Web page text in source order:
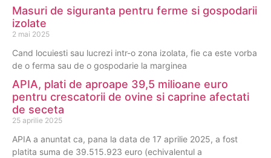
Masuri de siguranta pentru ferme si gospodarii
izolate
2 mai 2025
Cand locuiesti sau lucrezi intr-o zona izolata, fie ca este vorba
de o ferma sau de o gospodarie la marginea
APIA, plati de aproape 39,5 milioane euro
pentru crescatorii de ovine si caprine afectati
de seceta
25 aprilie 2025
APIA a anuntat ca, pana la data de 17 aprilie 2025, a fost
platita suma de 39.515.923 euro (echivalentul a